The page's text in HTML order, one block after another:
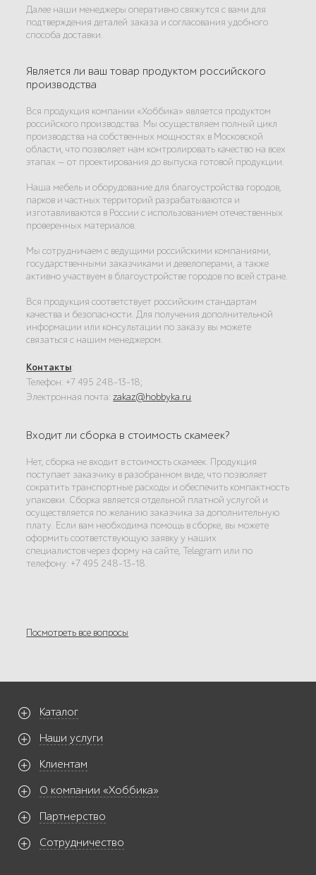
Далее наши менеджеры оперативно свяжутся с вами для
подтверждения деталей заказа и согласования удобного
способа доставки.
Является ли ваш товар продуктом российского
производства
Вся продукция компании «Хоббика» является продуктом
российского производства. Мы осуществляем полный цикл
производства на собственных мощностях в Московской
области, что позволяет нам контролировать качество на всех
этапах — от проектирования до выпуска готовой продукции.
Наша мебель и оборудование для благоустройства городов,
парков и частных территорий разрабатываются и
изготавливаются в России с использованием отечественных
проверенных материалов.
Мы сотрудничаем с ведущими российскими компаниями,
государственными заказчиками и девелоперами, а также
активно участвуем в благоустройстве городов по всей стране.
Вся продукция соответствует российским стандартам
качества и безопасности. Для получения дополнительной
информации или консультации по заказу вы можете
связаться с нашим менеджером.
Контакты:
Телефон: +7 495 248-13-18;
Электронная почта:zakaz@hobbyka.ru
Входит ли сборка в стоимость скамеек?
Нет, сборка не входит в стоимость скамеек. Продукция
поступает заказчику в разобранном виде, что позволяет
сократить транспортные расходы и обеспечить компактность
упаковки. Сборка является отдельной платной услугой и
осуществляется по желанию заказчика за дополнительную
плату. Если вам необходима помощь в сборке, вы можете
оформить соответствующую заявку у наших
специалистов через форму на сайте, Telegram или по
телефону: +7 495 248-13-18.
Посмотреть все вопросы
Каталог
Наши услуги
Клиентам
О компании «Хоббика»
Партнерство
Сотрудничество